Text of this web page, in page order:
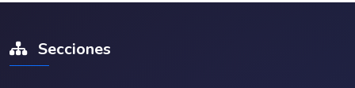
Secciones